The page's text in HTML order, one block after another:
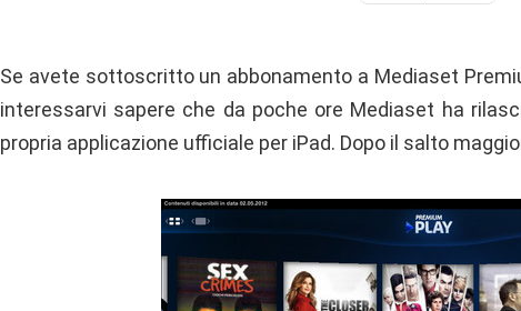
Se avete sottoscritto un abbonamento a Mediaset
interessarvi sapere che da poche ore Mediaset ha
propria applicazione ufficiale per iPad. Dopo il salto